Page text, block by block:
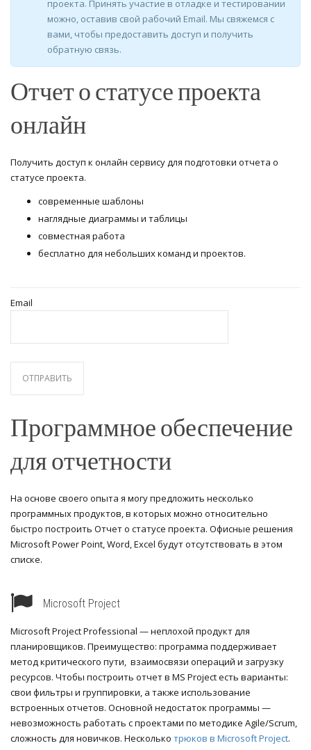
проекта. Принять участие в отладке и тестировании
можно, оставив свой рабочий Email. Мы свяжемся с
вами, чтобы предоставить доступ и получить
обратную связь.
Отчет о статусе проекта
онлайн
Получить доступ к онлайн сервису для подготовки отчета о
статусе проекта.
современные шаблоны
наглядные диаграммы и таблицы
совместная работа
бесплатно для небольших команд и проектов.
Email
Программное обеспечение
для отчетности
На основе своего опыта я могу предложить несколько
программных продуктов, в которых можно относительно
быстро построить Отчет о статусе проекта. Офисные решения
Microsoft Power Point, Word, Excel будут отсутствовать в этом
списке.
Microsoft Project
Microsoft Project Professional — неплохой продукт для
планировщиков. Преимущество: программа поддерживает
метод критического пути, взаимосвязи операций и загрузку
ресурсов. Чтобы построить отчет в MS Project есть варианты:
свои фильтры и группировки, а также использование
встроенных отчетов. Основной недостаток программы —
невозможность работать с проектами по методике Agile/Scrum,
сложность для новичков. Несколько трюков в Microsoft Project.